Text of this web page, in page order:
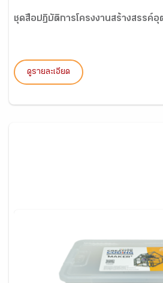
ชุดสื่อปฏิบัติการโครงงานสร้างสรรค์อุ
ดูรายละเอียด